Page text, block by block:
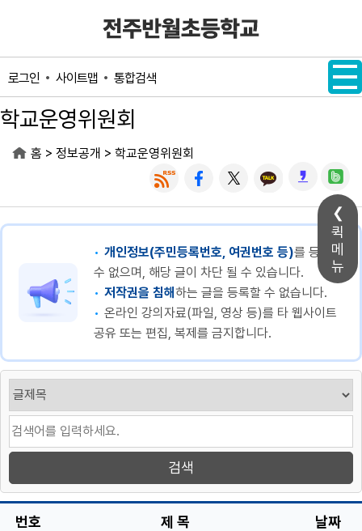
퀵
메
뉴
로그인 사이트맵 통합검색
학교운영위원회
홈 > 정보공개 > 학교운영위원회
개인정보(주민등록번호, 여권번호 등)를 등록할
수 없으며, 해당 글이 차단 될 수 있습니다.
저작권을 침해하는 글을 등록할 수 없습니다.
온라인 강의자료(파일, 영상 등)를 타 웹사이트
공유 또는 편집, 복제를 금지합니다.
번호 제 목 날짜